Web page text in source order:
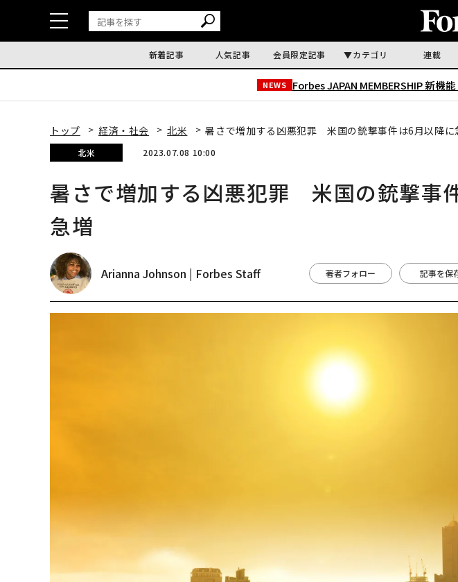
新着記事 人気記事 会員限定記事 カテゴリ 連載
NEWS Forbes JAPAN MEMBERSHIP 新機能
トップ 経済・社会 北米 暑さで増加する凶悪犯罪 米国の銃撃事件は6月以降に
北米 2023.07.08 10:00
暑さで増加する凶悪犯罪 米国の銃撃事
急増
Arianna Johnson | Forbes Staff 著者フォロー 記事を保